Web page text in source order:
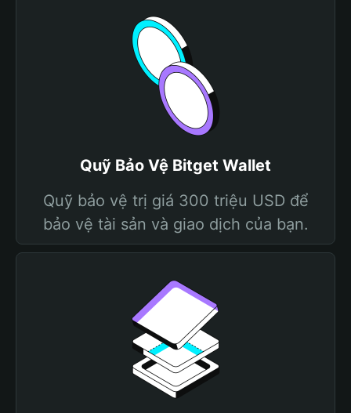
Quỹ Bảo Vệ Bitget Wallet
Quỹ bảo vệ trị giá 300 triệu USD để
bảo vệ tài sản và giao dịch của bạn.